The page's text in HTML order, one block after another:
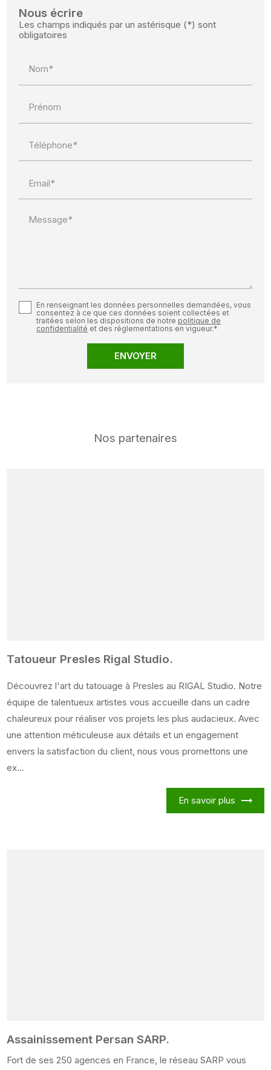
Nous écrire
Les champs indiqués par un astérisque (*) sont
obligatoires
Nom*
Prénom
Téléphone*
Email*
Message*
En renseignant les données personnelles demandées, vous
consentez à ce que ces données soient collectées et
traitées selon les dispositions de notre politique de
confidentialité et des réglementations en vigueur.*
Nos partenaires
Tatoueur Presles Rigal Studio.
Découvrez l'art du tatouage à Presles au RIGAL Studio. Notre
équipe de talentueux artistes vous accueille dans un cadre
chaleureux pour réaliser vos projets les plus audacieux. Avec
une attention méticuleuse aux détails et un engagement
envers la satisfaction du client, nous vous promettons une
ex...
En savoir plus
Assainissement Persan SARP.
Fort de ses 250 agences en France, le réseau SARP vous